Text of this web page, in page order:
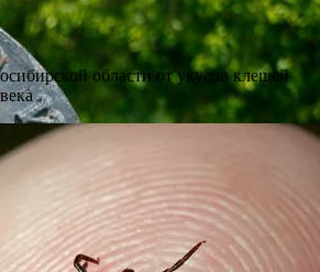
области от укусов клещей